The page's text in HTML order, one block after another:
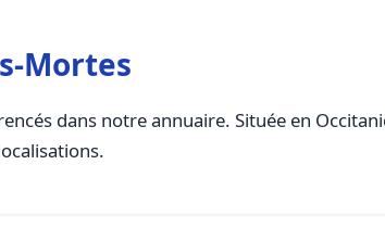
Mortes
dans notre annuaire. Située en